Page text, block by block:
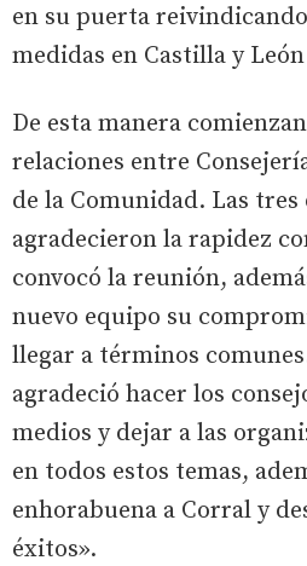
en su puerta
medidas en Castilla y
De esta manera
relaciones entre
de la Comunidad. Las
agradecieron la rapidez
convocó la reunión,
nuevo equipo su
llegar a términos
agradeció hacer los
medios y dejar a las
en todos estos temas,
enhorabuena a Corral y
éxitos».